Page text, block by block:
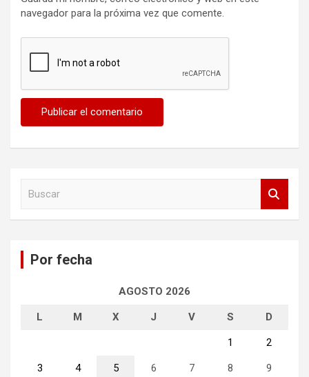
navegador para la próxima vez que comente.
Por fecha
AGOSTO 2026
L M X J V S D
1 2
3 4 5 6 7 8 9